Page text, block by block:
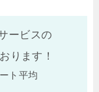
ービスの
ります！
ト平均